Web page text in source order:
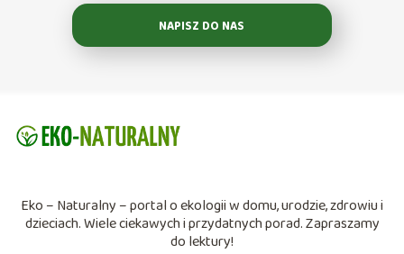
NAPISZ DO NAS
Eko – Naturalny – portal o ekologii w domu, urodzie, zdrowiu i
dzieciach. Wiele ciekawych i przydatnych porad. Zapraszamy
do lektury!